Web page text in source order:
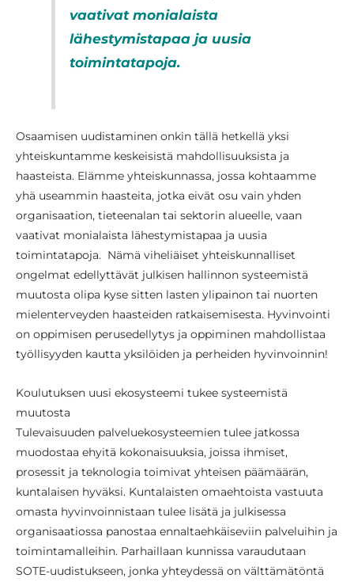
vaativat monialaista
lähestymistapaa ja uusia
toimintatapoja.
Osaamisen uudistaminen onkin tällä hetkellä yksi
yhteiskuntamme keskeisistä mahdollisuuksista ja
haasteista. Elämme yhteiskunnassa, jossa kohtaamme
yhä useammin haasteita, jotka eivät osu vain yhden
organisaation, tieteenalan tai sektorin alueelle, vaan
vaativat monialaista lähestymistapaa ja uusia
toimintatapoja. Nämä viheliäiset yhteiskunnalliset
ongelmat edellyttävät julkisen hallinnon systeemistä
muutosta olipa kyse sitten lasten ylipainon tai nuorten
mielenterveyden haasteiden ratkaisemisesta. Hyvinvointi
on oppimisen perusedellytys ja oppiminen mahdollistaa
työllisyyden kautta yksilöiden ja perheiden hyvinvoinnin!
Koulutuksen uusi ekosysteemi tukee systeemistä
muutosta
Tulevaisuuden palveluekosysteemien tulee jatkossa
muodostaa ehyitä kokonaisuuksia, joissa ihmiset,
prosessit ja teknologia toimivat yhteisen päämäärän,
kuntalaisen hyväksi. Kuntalaisten omaehtoista vastuuta
omasta hyvinvoinnistaan tulee lisätä ja julkisessa
organisaatiossa panostaa ennaltaehkäiseviin palveluihin ja
toimintamalleihin. Parhaillaan kunnissa varaudutaan
SOTE-uudistukseen, jonka yhteydessä on välttämätöntä